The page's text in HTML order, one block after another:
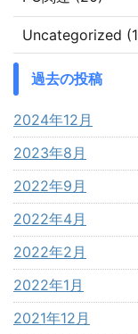
Uncategorized
過去の投稿
2024年12月
2023年8月
2022年9月
2022年4月
2022年2月
2022年1月
2021年12月